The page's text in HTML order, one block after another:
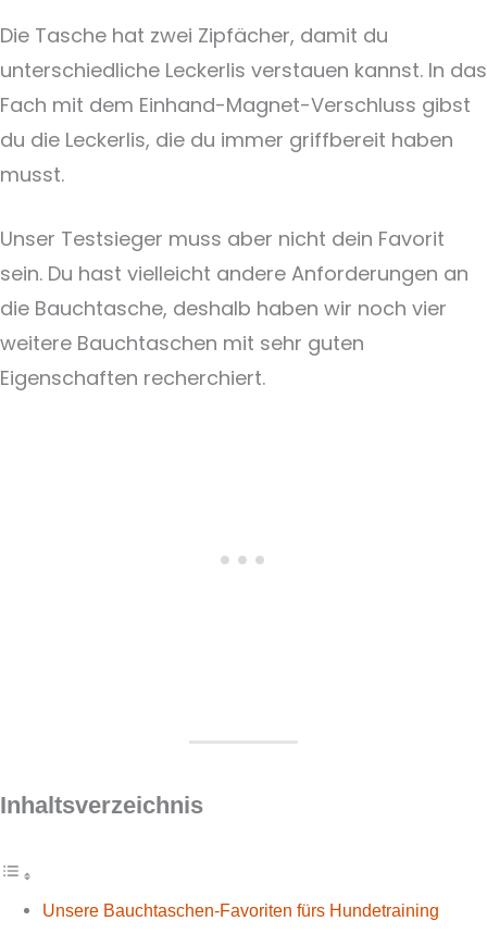
Die Tasche hat zwei Zipfächer, damit du
unterschiedliche Leckerlis verstauen kannst. In das
Fach mit dem Einhand-Magnet-Verschluss gibst
du die Leckerlis, die du immer griffbereit haben
musst.
Unser Testsieger muss aber nicht dein Favorit
sein. Du hast vielleicht andere Anforderungen an
die Bauchtasche, deshalb haben wir noch vier
weitere Bauchtaschen mit sehr guten
Eigenschaften recherchiert.
Inhaltsverzeichnis
Unsere Bauchtaschen-Favoriten fürs Hundetraining